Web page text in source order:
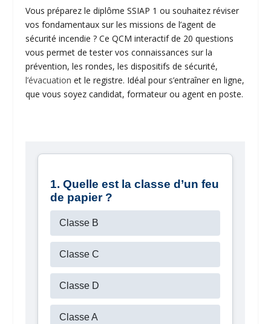
Vous préparez le diplôme SSIAP 1 ou souhaitez réviser
vos fondamentaux sur les missions de l’agent de
sécuritéincendie ? Ce QCM interactif de 20 questions
vous permet de tester vos connaissances sur la
prévention, les rondes, les dispositifs de sécurité,
l’évacuation et le registre. Idéal pour s’entraîner en ligne,
que vous soyez candidat, formateur ou agent en poste.